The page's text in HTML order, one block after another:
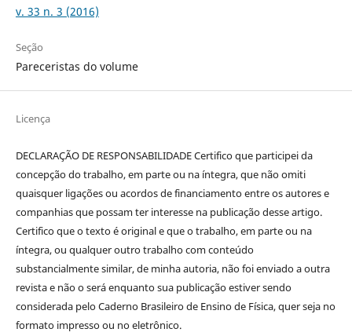
v. 33 n. 3 (2016)
Seção
Pareceristas do volume
Licença
DECLARAÇÃO DE RESPONSABILIDADE Certifico que participei da
concepção do trabalho, em parte ou na íntegra, que não omiti
quaisquer ligações ou acordos de financiamento entre os autores e
companhias que possam ter interesse na publicação desse artigo.
Certifico que o texto é original e que o trabalho, em parte ou na
íntegra, ou qualquer outro trabalho com conteúdo
substancialmente similar, de minha autoria, não foi enviado a outra
revista e não o será enquanto sua publicação estiver sendo
considerada pelo Caderno Brasileiro de Ensino de Física, quer seja no
formato impresso ou no eletrônico.